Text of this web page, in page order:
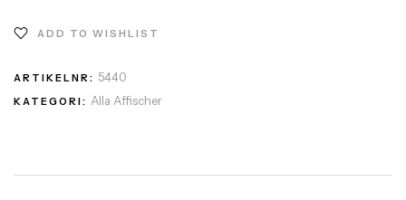
ADD TO WISHLIST
ARTIKELNR: 5440
KATEGORI: Alla Affischer